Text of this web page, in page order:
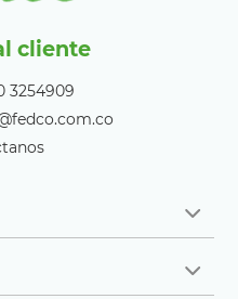
cliente
3254909